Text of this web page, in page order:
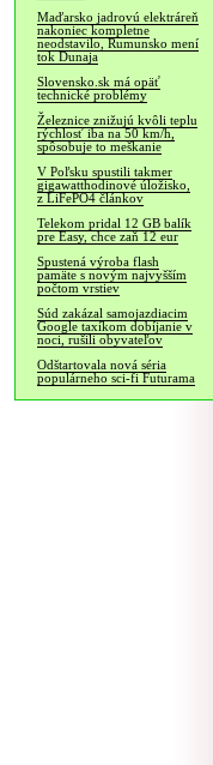
Maďarsko jadrovú elektráreň
nakoniec kompletne
neodstavilo, Rumunsko mení
tok Dunaja
Slovensko.sk má opäť
technické problémy
Železnice znižujú kvôli teplu
rýchlosť iba na 50 km/h,
spôsobuje to meškanie
V Poľsku spustili takmer
gigawatthodinové úložisko,
z LiFePO4 článkov
Telekom pridal 12 GB balík
pre Easy, chce zaň 12 eur
Spustená výroba flash
pamäte s novým najvyšším
počtom vrstiev
Súd zakázal samojazdiacim
Google taxíkom dobíjanie v
noci, rušili obyvateľov
Odštartovala nová séria
populárneho sci-fi Futurama